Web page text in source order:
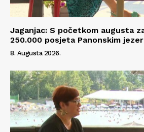
Jaganjac: S početkom augusta
250.000 posjeta Panonskim
8. Augusta 2026.